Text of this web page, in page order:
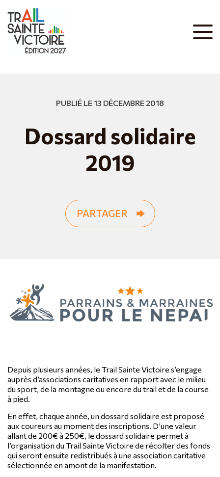
PUBLIÉ LE 13 DÉCEMBRE 2018
Dossard solidaire
2019
PARTAGER
Depuis plusieurs années, le Trail Sainte Victoire s’engage
auprès d’associations caritatives en rapport avec le milieu
du sport, de la montagne ou encore du trail et de la course
à pied.
En effet, chaque année, un dossard solidaire est proposé
aux coureurs au moment des inscriptions. D’une valeur
allant de 200€ à 250€, le dossard solidaire permet à
l’organisation du Trail Sainte Victoire de récolter des fonds
qui seront ensuite redistribués à une association caritative
sélectionnée en amont de la manifestation.